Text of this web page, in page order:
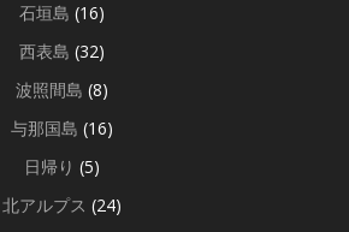
石垣島 (16)
西表島 (32)
波照間島 (8)
与那国島 (16)
日帰り (5)
北アルプス (24)